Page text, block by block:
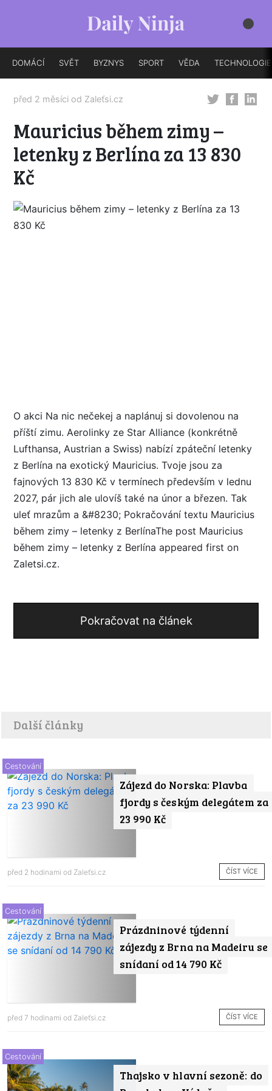
DOMÁCÍ SVĚT BYZNYS SPORT VĚDA TECHNOLOGIE
před 2 měsíci od Zaleťsi.cz
Mauricius během zimy –
letenky z Berlína za 13 830
Kč
O akci Na nic nečekej a naplánuj si dovolenou na
příští zimu. Aerolinky ze Star Alliance (konkrétně
Lufthansa, Austrian a Swiss) nabízí zpáteční letenky
z Berlína na exotický Mauricius. Tvoje jsou za
fajnových 13 830 Kč v termínech především v lednu
2027, pár jich ale ulovíš také na únor a březen. Tak
uleť mrazům a &#8230; Pokračování textu Mauricius
během zimy – letenky z BerlínaThe post Mauricius
během zimy – letenky z Berlína appeared first on
Zaletsi.cz.
Pokračovat na článek
Další články
Zájezd do Norska: Plavba
fjordy s českým delegátem za
23 990 Kč
Cestování
před 2 hodinami od Zaleťsi.cz ČÍST VÍCE
Prázdninové týdenní
zájezdy z Brna na Madeiru se
snídaní od 14 790 Kč
Cestování
před 7 hodinami od Zaleťsi.cz ČÍST VÍCE
Thajsko v hlavní sezoně: do
Cestování